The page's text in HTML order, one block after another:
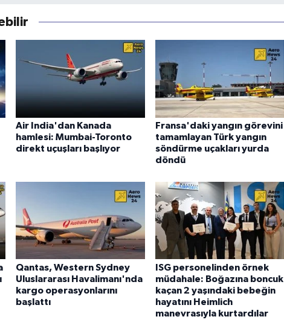
Air India'dan Kanada
hamlesi: Mumbai-Toronto
direkt uçuşları başlıyor
Fransa'daki yangın görevini
tamamlayan Türk yangın
söndürme uçakları yurda
döndü
Qantas, Western Sydney
Uluslararası Havalimanı'nda
kargo operasyonlarını
başlattı
ISG personelinden örnek
müdahale: Boğazına boncuk
kaçan 2 yaşındaki bebeğin
hayatını Heimlich
manevrasıyla kurtardılar